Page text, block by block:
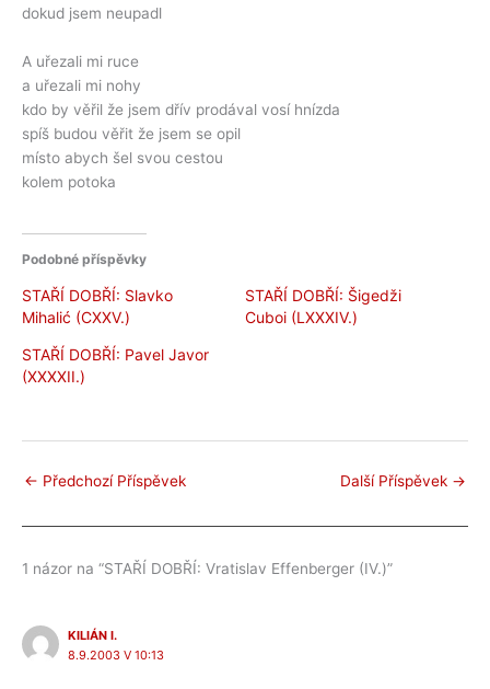
dokud jsem neupadl
A uřezali mi ruce
a uřezali mi nohy
kdo by věřil že jsem dřív prodával vosí hnízda
spíš budou věřit že jsem se opil
místo abych šel svou cestou
kolem potoka
Podobné příspěvky
STAŘÍ DOBŘÍ: Slavko
Mihalić (CXXV.)
STAŘÍ DOBŘÍ: Šigedži
Cuboi (LXXXIV.)
STAŘÍ DOBŘÍ: Pavel Javor
(XXXXII.)
← Předchozí Příspěvek Další Příspěvek →
1 názor na “STAŘÍ DOBŘÍ: Vratislav Effenberger (IV.)”
KILIÁN I.
8.9.2003 V 10:13